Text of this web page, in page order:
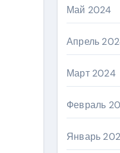
Май 2024
Апрель
Март 2024
Февраль
Январь